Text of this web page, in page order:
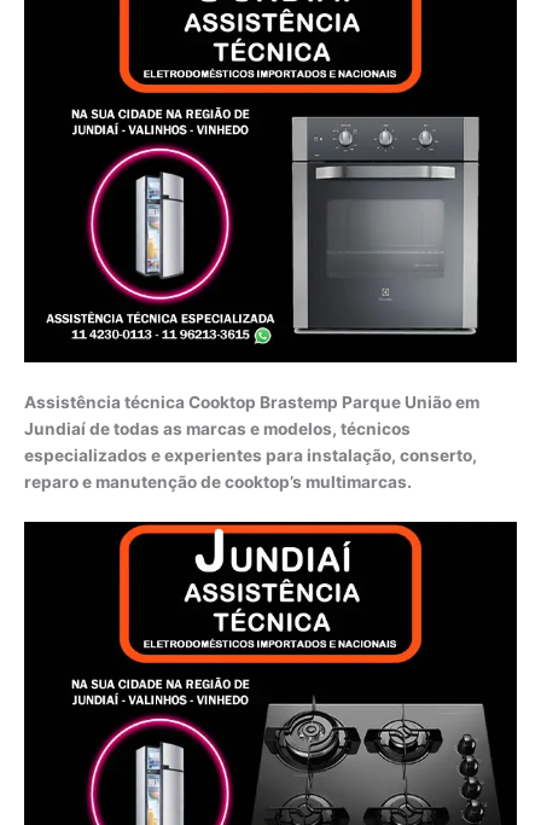
Assistência técnica Cooktop Brastemp Parque União em
Jundiaí de todas as marcas e modelos, técnicos
especializados e experientes para instalação, conserto,
reparo e manutenção de cooktop’s multimarcas.